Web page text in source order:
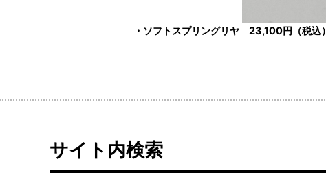
・ソフトスプリングリヤ 23,100円（税込）
サイト内検索